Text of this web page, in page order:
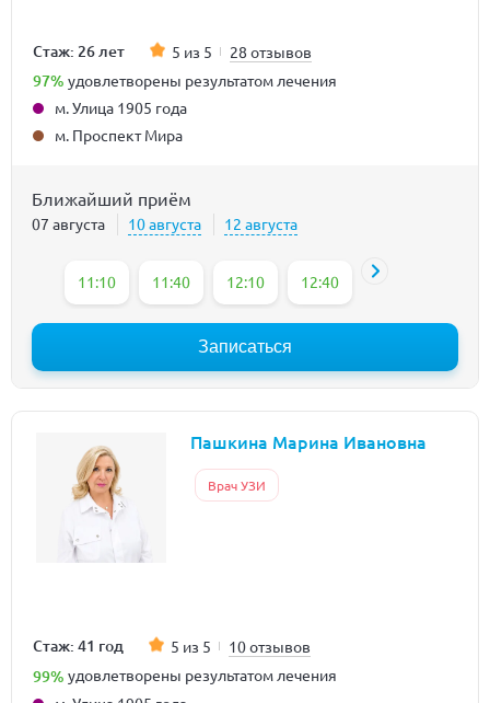
Стаж: 26 лет 5 из 5 28 отзывов
97% удовлетворены результатом лечения
м. Улица 1905 года
м. Проспект Мира
Ближайший приём
07 августа 10 августа 12 августа
11:10 11:40 12:10 12:40 13:10
Записаться
Пашкина Марина Ивановна
Врач УЗИ
Стаж: 41 год 5 из 5 10 отзывов
99% удовлетворены результатом лечения